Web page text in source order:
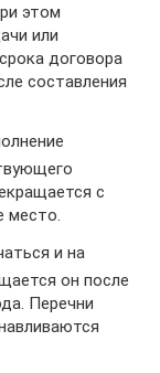
этом
или
договора
составления
с
место.
и на
он после
Перечни